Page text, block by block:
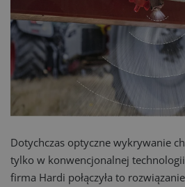
Dotychczas optyczne wykrywanie
tylko w konwencjonalnej
firma Hardi połączyła to